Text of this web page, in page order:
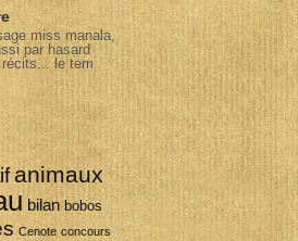
miss manala,
par hasard
le tem
animaux
bilan bobos
Cenote concours